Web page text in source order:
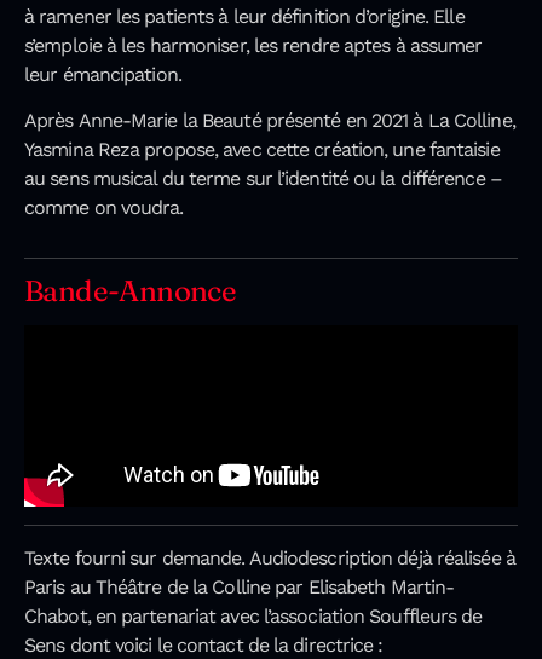
à ramener les patients à leur définition d’origine. Elle
s’emploie à les harmoniser, les rendre aptes à assumer
leur émancipation.
Après Anne-Marie la Beauté présenté en 2021 à La Colline,
Yasmina Reza propose, avec cette création, une fantaisie
au sens musical du terme sur l’identité ou la différence –
comme on voudra.
Bande-Annonce
Texte fourni sur demande. Audiodescription déjà réalisée à
Paris au Théâtre de la Colline par Elisabeth Martin-
Chabot, en partenariat avec l’association Souffleurs de
Sens dont voici le contact de la directrice :